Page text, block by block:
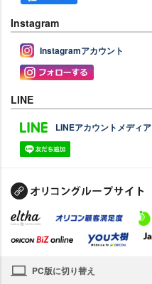
Instagram
Instagramアカウント
LINE
LINEアカウントメディア
PC版に切り替え